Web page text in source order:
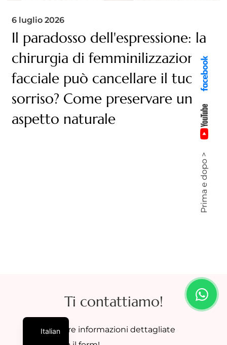
6 luglio 2026
Il paradosso dell'espressione: la
chirurgia di femminilizzazione
facciale può cancellare il tuo
sorriso? Come preservare un
aspetto naturale
Ti contattiamo!
Per avere informazioni dettagliate
Prima e dopo >
Italian